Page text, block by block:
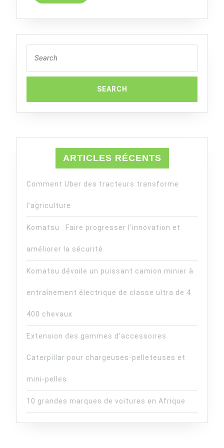
for:
ARTICLES RÉCENTS
Comment Uber des tracteurs transforme
l’agriculture
Komatsu : Faire progresser l’innovation et
améliorer la sécurité
Komatsu dévoile un puissant camion minier à
entraînement électrique de classe ultra de 4
400 chevaux
Extension des gammes d’accessoires
Caterpillar pour chargeuses-pelleteuses et
mini-pelles
10 grandes marques de voitures en Afrique